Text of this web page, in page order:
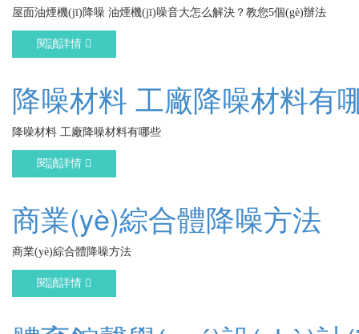
屋面油煙機(jī)降噪 油煙機(jī)噪音大怎么解決？教您5個(gè)辦法
閱讀詳情
降噪材料 工廠降噪材料有
降噪材料 工廠降噪材料有哪些
閱讀詳情
商業(yè)綜合體降噪方法
商業(yè)綜合體降噪方法
閱讀詳情